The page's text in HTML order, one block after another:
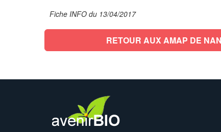
Fiche INFO du 13/04/2017
RETOUR AUX AMAP DE